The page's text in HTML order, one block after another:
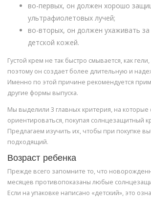
во-первых, он должен хорошо
ультрафиолетовых лучей;
во-вторых, он должен ухаживать
детской кожей.
Густой крем не так быстро смывается, как
поэтому он создает более длительную и
Именно по этой причине рекомендуется
другие формы выпуска.
Мы выделили 3 главных критерия, на которые
ориентироваться, покупая солнцезащитный
Предлагаем изучить их, чтобы при покупке
подходящий.
Возраст ребенка
Прежде всего запомните то, что
месяцев противопоказаны любые
Если на упаковке написано «детский», это